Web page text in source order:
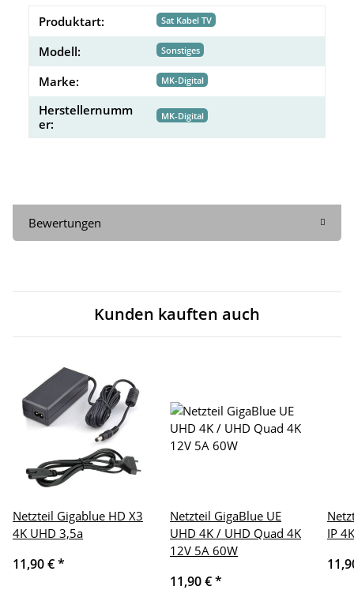
Produktart: Sat Kabel TV
Modell: Sonstiges
Marke: MK-Digital
Herstellernumm
er:
MK-Digital
Bewertungen
Kunden kauften auch
Netzteil Gigablue HD X3
4K UHD 3,5a
11,90 €*
Netzteil GigaBlue UE
UHD 4K / UHD Quad 4K
12V 5A 60W
11,90 €*
IP